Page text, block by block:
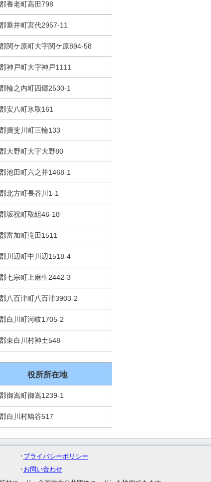
養老町高田798
垂井町宮代2957-11
関ケ原町大字関ケ原894-58
神戸町大字神戸1111
輪之内町四郷2530-1
安八町氷取161
揖斐川町三輪133
大野町大字大野80
池田町六之井1468-1
北方町長谷川1-1
坂祝町取組46-18
富加町滝田1511
川辺町中川辺1518-4
七宗町上麻生2442-3
八百津町八百津3903-2
白川町河岐1705-2
東白川村神土548
役所所在地
御嵩町御嵩1239-1
白川村鳩谷517
･ プライバシーポリシー
･ お問い合わせ